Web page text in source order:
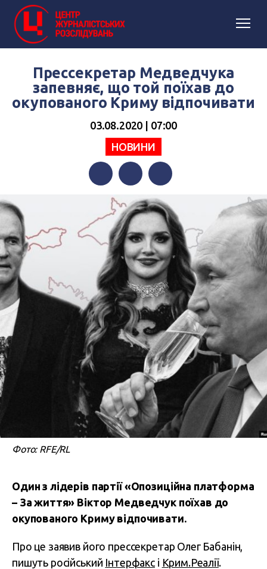
Прессекретар Медведчука
запевняє, що той поїхав до
окупованого Криму відпочивати
03.08.2020 | 07:00
НОВИНИ
FacebookTwitterTelegram
Фото: RFE/RL
Один з лідерів партії «Опозиційна платформа
– За життя» Віктор Медведчук поїхав до
окупованого Криму відпочивати.
Про це заявив його прессекретар Олег Бабанін,
пишуть російський Інтерфаксі Крим.Реалії.